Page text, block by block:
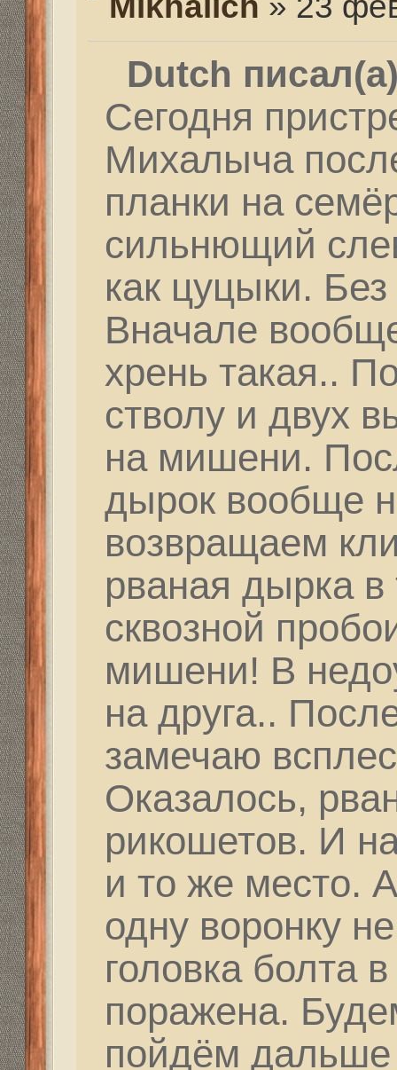
А вначале очень не
может быть и три
одно место. Голову
Re: Как и где купить
Дальнобойное-
partizan» 24 фев 2021,
Привет Миш.
могли понять, как
прилетают. Ты порой
терпеливым и
сейчас достичь
всегда людям под
подвластна!
Тогда будет
правильно и дальше
Как Штирлиц
обратная сторона
Правильное
дальнейшей
этого все
Поищу я ребят,
люминия... Они тогда
изделия... типа как
той винтовке, что ты
Такой... Скелет
коментах писали,
изобретения, они
думаю, что тебе на
бы добротно и